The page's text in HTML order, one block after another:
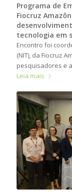
Programa de
Fiocruz
tecnologia em
Encontro foi
(NIT), da Fiocruz
pesquisadores e
Leia mais